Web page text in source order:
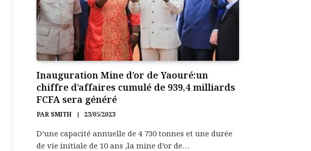
Inauguration Mine d’or de Yaouré:un
chiffre d’affaires cumulé de 939,4 milliards
FCFA sera généré
PAR SMITH 23/05/2023
D’une capacité annuelle de 4 730 tonnes et une durée
de vie initiale de 10 ans ,la mine d’or de…